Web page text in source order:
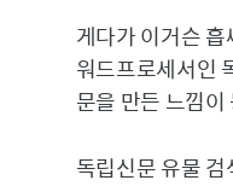
게다가 이거슨
워드프로세서인
문을 만든 느낌이
독립신문 유물 검